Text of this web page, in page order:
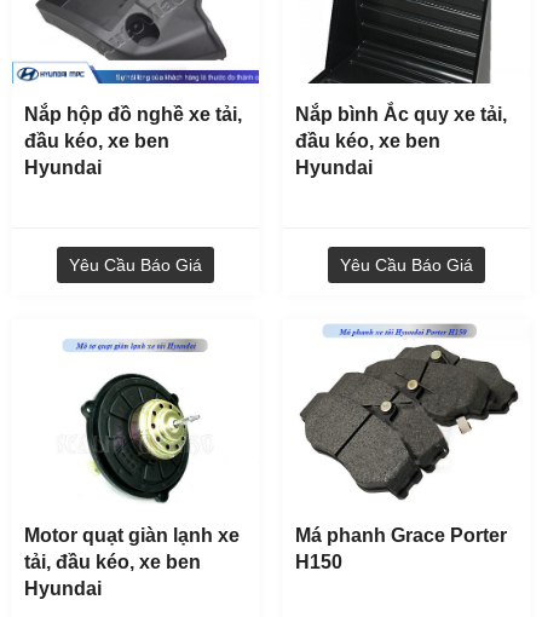
Yêu Cầu Báo Giá
Nắp hộp đồ nghề xe tải,
đầu kéo, xe ben
Hyundai
Yêu Cầu Báo Giá
Nắp bình Ắc quy xe tải,
đầu kéo, xe ben
Hyundai
Yêu Cầu Báo Giá
Motor quạt giàn lạnh xe
tải, đầu kéo, xe ben
Hyundai
Má phanh Grace Porter
H150